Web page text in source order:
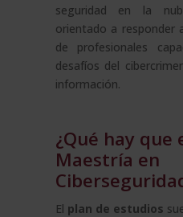
seguridad en la
orientado a responder
de profesionales
desafíos del
información.
¿Qué hay que
Maestría en
El plan de estudios